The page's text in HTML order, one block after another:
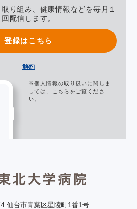
り組み、健康情報などを毎月１
回配信します。
登録はこちら
解約
※個人情報の取り扱いに関しま
しては、
こちら をご覧くださ
い。
仙台市青葉区星陵町1番1号